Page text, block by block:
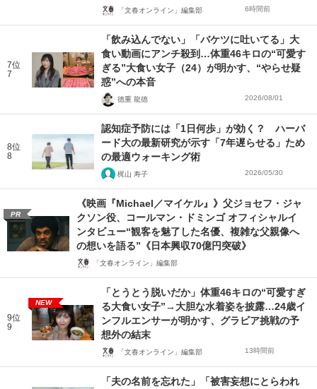
「文春オンライン」編集部 6時間前
7位
7
「飲み込んでない」「バケツに吐いてる」大
食い動画にアンチ殺到…体重46キロの“可愛す
ぎる”大食い女子（24）が明かす、“やらせ疑
惑”への本音
徳重 龍徳 2026/08/01
8位
8
認知症予防には「1日何歩」が効く？ ハーバ
ード大の最新研究が示す「7年遅らせる」ため
の最適ウォーキング術
梶山 寿子 2026/05/30
PR
《映画『Michael／マイケル』》父ジョセフ・ジャ
クソン役、コールマン・ドミンゴ オフィシャルイ
ンタビュー“観客を魅了した名優、複雑な父親像へ
の想いを語る”《日本興収70億円突破》
「文春オンライン」編集部
9位
9
NEW
「とうとう脱いだか」体重46キロの“可愛すぎ
る大食い女子”→大胆な水着姿を披露…24歳イ
ンフルエンサーが明かす、グラビア挑戦の予
想外の結末
「文春オンライン」編集部 13時間前
「夫の名前を忘れた」「被害妄想にとらわれ